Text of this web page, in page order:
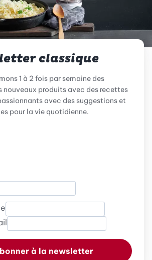
classique
1 à 2 fois par semaine des
nouveaux produits avec des recettes
avec des suggestions et
pour la vie quotidienne.
à la newsletter